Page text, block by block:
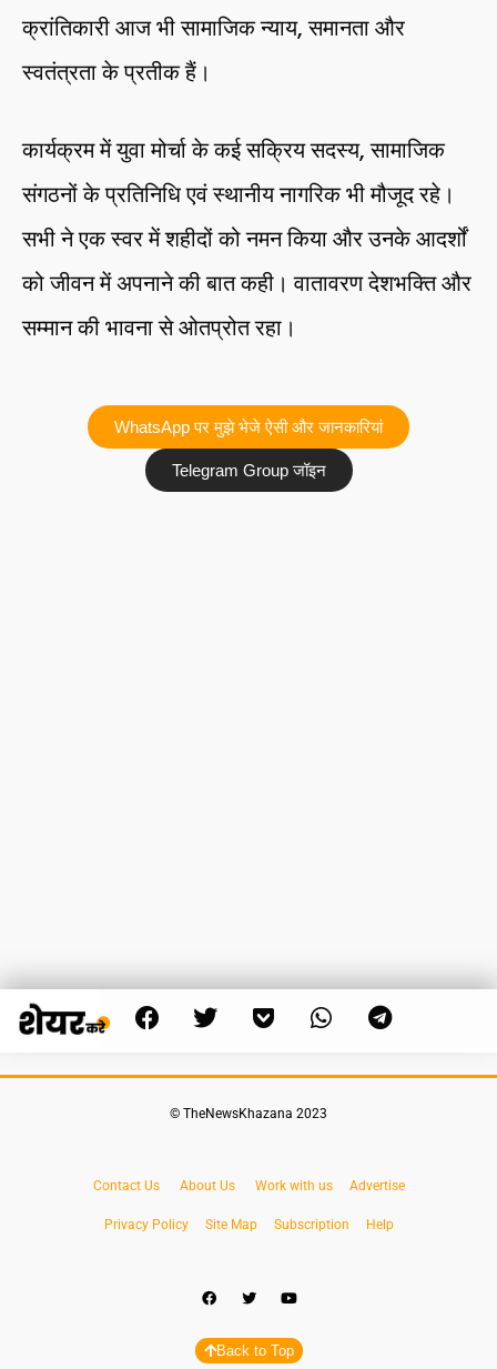
क्रांतिकारी आज भी सामाजिक न्याय, समानता और
स्वतंत्रता के प्रतीक हैं।
कार्यक्रम में युवा मोर्चा के कई सक्रिय सदस्य, सामाजिक
संगठनों के प्रतिनिधि एवं स्थानीय नागरिक भी मौजूद रहे।
सभी ने एक स्वर में शहीदों को नमन किया और उनके आदर्शों
को जीवन में अपनाने की बात कही। वातावरण देशभक्ति और
सम्मान की भावना से ओतप्रोत रहा।
WhatsApp पर मुझे भेजे ऐसी और जानकारियां
Telegram Group जॉइन
© TheNewsKhazana 2023
Contact Us About Us Work with us Advertise
Privacy Policy Site Map Subscription Help
Back to Top